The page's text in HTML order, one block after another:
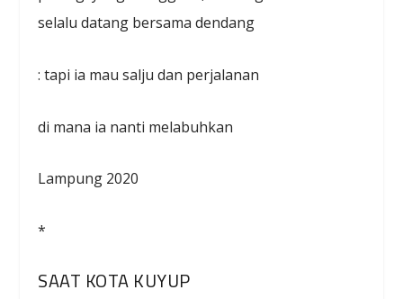
selalu datang bersama dendang
: tapi ia mau salju dan perjalanan
di mana ia nanti melabuhkan
Lampung 2020
*
SAAT KOTA KUYUP